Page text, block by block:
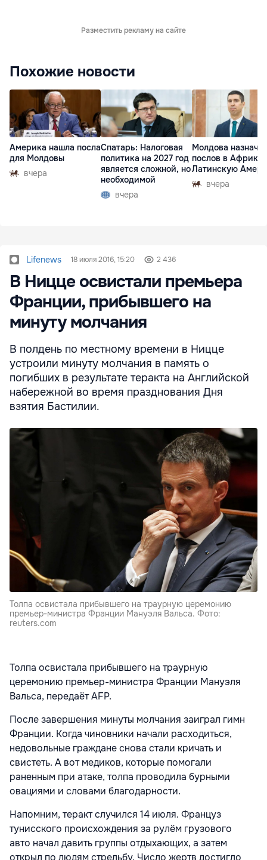
Разместить рекламу на сайте
Похожие новости
Америка нашла посла
для Молдовы
вчера
Спатарь: Налоговая
политика на 2027 год
является сложной, но
необходимой
вчера
Молдова
послов в Африку
Латинскую
вчера
Lifenews 18 июля 2016, 15:20 2 436
В Ницце освистали премьера
Франции, прибывшего на
минуту молчания
В полдень по местному времени в Ницце
устроили минуту молчания в память о
погибших в результате теракта на Английской
набережной во время празднования Дня
взятия Бастилии.
Толпа освистала прибывшего на траурную церемонию
премьер-министра Франции Мануэля Вальса. Фото:
reuters.com
Толпа освистала прибывшего на траурную
церемонию премьер-министра Франции Мануэля
Вальса, передаёт AFP.
После завершения минуты молчания заиграл гимн
Франции. Когда чиновники начали расходиться,
недовольные граждане снова стали кричать и
свистеть. А вот медиков, которые помогали
раненным при атаке, толпа проводила бурными
овациями и словами благодарности.
Напомним, теракт случился 14 июля. Француз
тунисского происхождения за рулём грузового
авто начал давить группы отдыхающих, а затем
открыл по людям стрельбу. Число жертв достигло